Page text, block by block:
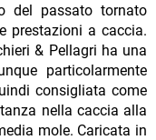
del passato tornato
prestazioni a caccia.
& Pellagri ha una
particolarmente
consigliata come
nella caccia alla
mole. Caricata in